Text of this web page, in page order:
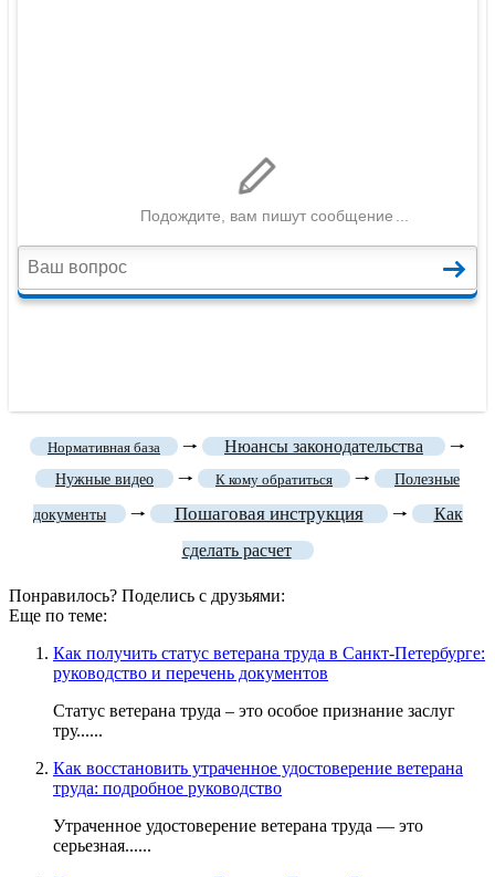
Нормативная база 🠒 Нюансы законодательства 🠒
Нужные видео 🠒 К кому обратиться 🠒 Полезные
документы 🠒 Пошаговая инструкция 🠒
Как
сделать расчет
Понравилось? Поделись с друзьями:
Еще по теме:
Как получить статус ветерана труда в Санкт-Петербурге:
руководство и перечень документов
Статус ветерана труда – это особое признание заслуг
тру......
Как восстановить утраченное удостоверение ветерана
труда: подробное руководство
Утраченное удостоверение ветерана труда — это
серьезная......